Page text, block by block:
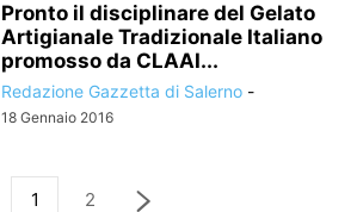
Pronto il disciplinare del Gelato
Artigianale Tradizionale Italiano
promosso da CLAAI...
Redazione Gazzetta di Salerno -
18 Gennaio 2016
1 2